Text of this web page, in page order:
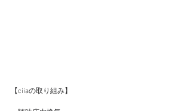
【ciiaの取り組み】